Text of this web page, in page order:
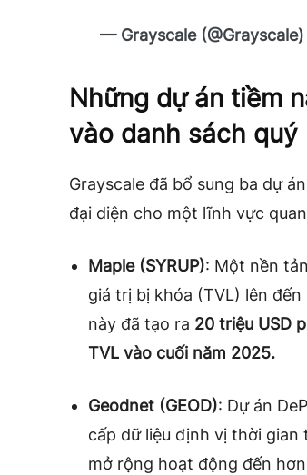
— Grayscale (@Grayscale)
Những dự án tiềm
vào danh sách
Grayscale đã bổ sung ba dự
đại diện cho một lĩnh vực
Maple (SYRUP): Một nền
giá trị bị khóa (TVL) lên đến
này đã tạo ra 20 triệu USD
TVL vào cuối năm 2025.
Geodnet (GEOD): Dự án
cấp dữ liệu định vị thời gian
mở rộng hoạt động đến hơn